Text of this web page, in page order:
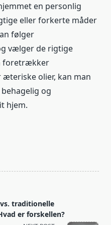
en personlig
eller forkerte måder
følger
vælger de rigtige
foretrækker
olier, kan man
og
hjem.
traditionelle
er forskellen?